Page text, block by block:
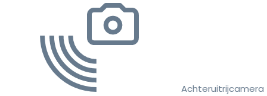
Achteruitrijcamera